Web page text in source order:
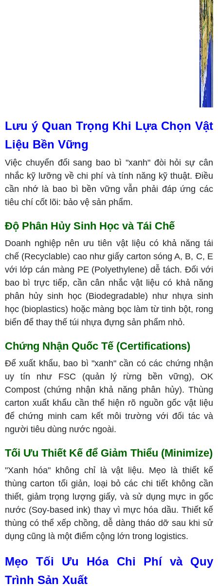
Lưu ý Quan Trọng Khi Lựa Chọn Vật
Liệu Bền Vững
Việc chuyển đổi sang bao bì "xanh" đòi hỏi sự cân
nhắc kỹ lưỡng về chi phí và tính năng kỹ thuật. Điều
cần nhớ là bao bì bền vững vẫn phải đáp ứng các
tiêu chí cốt lõi: bảo vệ sản phẩm.
Độ Phân Hủy Sinh Học và Tái Chế
Doanh nghiệp nên ưu tiên vật liệu có khả năng tái
chế (Recyclable) cao như giấy carton sóng A, B, C, E
với lớp cán màng PE (Polyethylene) dễ tách. Đối với
bao bì trực tiếp, cần cân nhắc vật liệu có khả năng
phân hủy sinh học (Biodegradable) như nhựa sinh
học (bioplastics) hoặc màng bọc làm từ tinh bột, rong
biển để thay thế túi nhựa đựng sản phẩm nhỏ.
Chứng Nhận Quốc Tế (Certifications)
Để xuất khẩu, bao bì "xanh" cần có các chứng nhận
uy tín như FSC (quản lý rừng bền vững), OK
Compost (chứng nhận khả năng phân hủy). Thùng
carton xuất khẩu cần thể hiện rõ nguồn gốc vật liệu
để chứng minh cam kết môi trường với đối tác và
người tiêu dùng nước ngoài.
Tối Ưu Thiết Kế để Giảm Thiểu (Minimize)
"Xanh hóa" không chỉ là vật liệu. Mẹo là thiết kế
thùng carton tối giản, loại bỏ các chi tiết không cần
thiết, giảm trọng lượng giấy, và sử dụng mực in gốc
nước (Soy-based ink) thay vì mực hóa dầu. Thiết kế
thùng có thể xếp chồng, dễ dàng tháo dỡ sau khi sử
dụng cũng là một điểm cộng lớn trong logistics.
Mẹo Tối Ưu Hóa Chi Phí và Quy
Trình Sản Xuất